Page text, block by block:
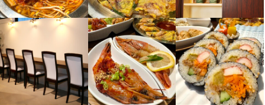
韓国料理 メチュリ
勤務地
岐阜県岐阜市中鶉6-1-1
必須スキル・経験
飲食店での調理経験 飲食店での接客経験